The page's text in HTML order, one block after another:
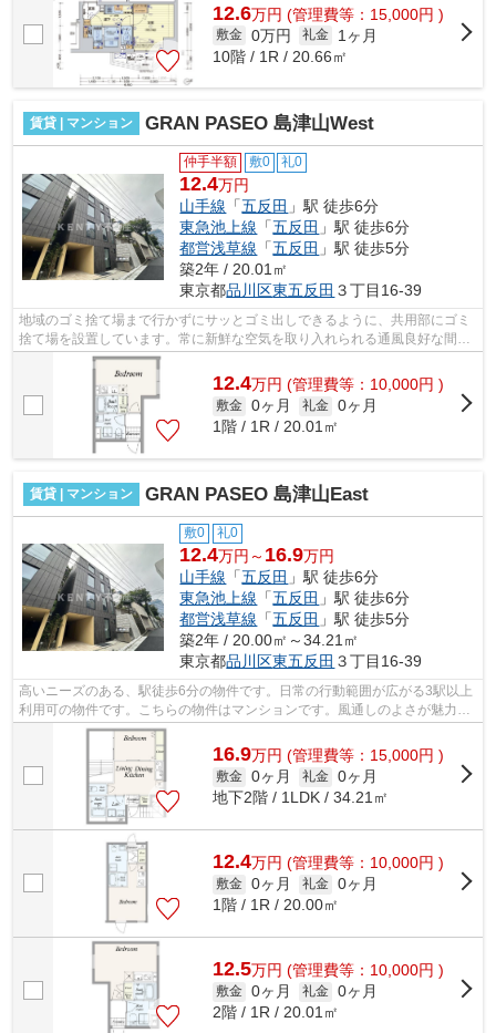
12.6万円 (管理費等：15,000円 )
敷金 0万円 礼金
1ヶ月
10階 / 1R / 20.66㎡
賃貸 | マンション GRAN PASEO 島津山West
仲手半額 敷0 礼0
12.4万円
山手線 「五反田 」駅 徒歩6分
東急池上線 「五反田 」駅 徒歩6分
都営浅草線 「五反田 」駅 徒歩5分
築2年 / 20.01㎡
東京都品川区東五反田 ３丁目16-39
地域のゴミ捨て場まで行かずにサッとゴミ出しできるように、共用部にゴミ
捨て場を設置しています。常に新鮮な空気を取り入れられる通風良好な間取
りの物件。よくお出かけをする方にも...
12.4万円 (管理費等：10,000円 )
敷金 0ヶ月 礼金 0ヶ月
1階 / 1R / 20.01㎡
賃貸 | マンション GRAN PASEO 島津山East
敷0 礼0
12.4万円～ 16.9万円
山手線 「五反田 」駅 徒歩6分
東急池上線 「五反田 」駅 徒歩6分
都営浅草線 「五反田 」駅 徒歩5分
築2年 / 20.00㎡～34.21㎡
東京都品川区東五反田 ３丁目16-39
高いニーズのある、駅徒歩6分の物件です。日常の行動範囲が広がる3駅以上
利用可の物件です。こちらの物件はマンションです。風通しのよさが魅力の
物件です。デザイナーズ物件はいかが...
16.9万円 (管理費等：15,000円 )
敷金 0ヶ月 礼金 0ヶ月
地下2階 / 1LDK / 34.21㎡
12.4万円 (管理費等：10,000円 )
敷金 0ヶ月 礼金 0ヶ月
1階 / 1R / 20.00㎡
12.5万円 (管理費等：10,000円 )
敷金 0ヶ月 礼金 0ヶ月
2階 / 1R / 20.01㎡